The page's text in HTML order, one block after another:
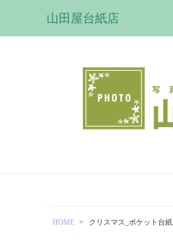
山田屋台紙店
HOME クリスマス_ポケット台紙